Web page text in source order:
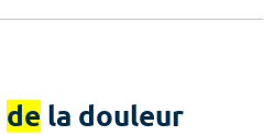
de la douleur